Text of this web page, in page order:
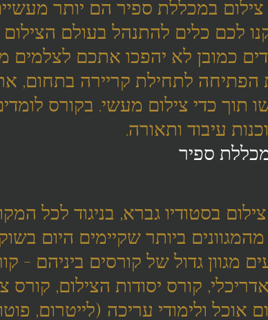
צילום במכללת ספיר הם יותר
לכם כלים להתנהל בעולם
כמובן לא יהפכו אתכם לצלמים
הפתיחה לתחילת קריירה בתחום,
תוך כדי צילום מעשי. בקורס
עיבוד ותאורה.
ספיר
בסטודיו גברא, בניגוד לכל
ביותר שקיימים היום
מגוון גדול של קורסים ביניהם -
קורס יסודות הצילום, קורס
אוכל ולימודי עריכה (לייטרום,